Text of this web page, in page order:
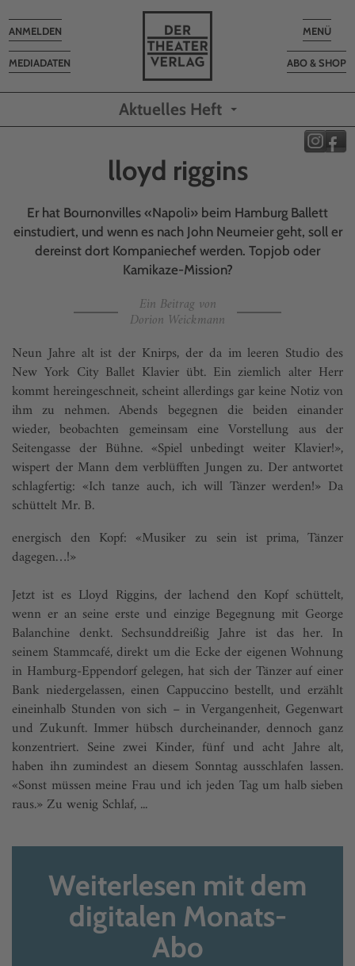
Toggle
MENÜ
ABO & SHOP
MEDIADATEN
Toggle
navigation
ANMELDEN
Aktuelles Heft
lloyd riggins
Er hat Bournonvilles «Napoli» beim Hamburg Ballett
einstudiert, und wenn es nach John Neumeier geht, soll er
dereinst dort Kompaniechef werden. Topjob oder
Kamikaze-Mission?
Ein Beitrag von
Dorion Weickmann
Neun Jahre alt ist der Knirps, der da im leeren Studio des
New York City Ballet Klavier übt. Ein ziemlich alter Herr
kommt hereingeschneit, scheint allerdings gar keine Notiz von
ihm zu nehmen. Abends begegnen die beiden einander
wieder, beobachten gemeinsam eine Vorstellung aus der
Seitengasse der Bühne. «Spiel unbedingt weiter Klavier!»,
wispert der Mann dem verblüfften Jungen zu. Der antwortet
schlagfertig: «Ich tanze auch, ich will Tänzer werden!» Da
schüttelt Mr. B.
energisch den Kopf: «Musiker zu sein ist prima, Tänzer
dagegen…!»
Jetzt ist es Lloyd Riggins, der lachend den Kopf schüttelt,
wenn er an seine erste und einzige Begegnung mit George
Balanchine denkt. Sechsunddreißig Jahre ist das her. In
seinem Stammcafé, direkt um die Ecke der eigenen Wohnung
in Hamburg-Eppendorf gelegen, hat sich der Tänzer auf einer
Bank niedergelassen, einen Cappuccino bestellt, und erzählt
eineinhalb Stunden von sich – in Vergangenheit, Gegenwart
und Zukunft. Immer hübsch durcheinander, dennoch ganz
konzentriert. Seine zwei Kinder, fünf und acht Jahre alt,
haben ihn zumindest an diesem Sonntag ausschlafen lassen.
«Sonst müssen meine Frau und ich jeden Tag um halb sieben
raus.» Zu wenig Schlaf, ...
Weiterlesen mit dem
digitalen Monats-
Abo